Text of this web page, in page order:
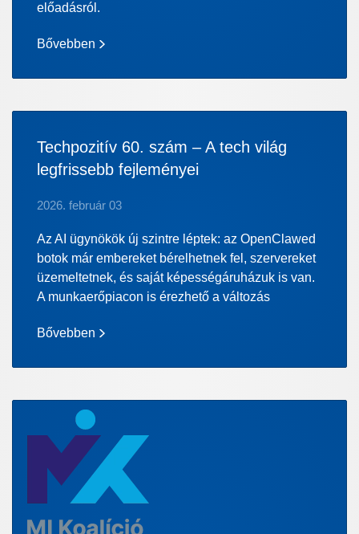
előadásról.
Bővebben
Techpozitív 60. szám – A tech világ
legfrissebb fejleményei
2026. február 03
Az AI ügynökök új szintre léptek: az OpenClawed
botok már embereket bérelhetnek fel, szervereket
üzemeltetnek, és saját képességáruházuk is van.
A munkaerőpiacon is érezhető a változás
Bővebben